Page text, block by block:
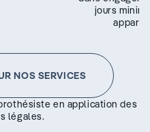
jours
NOS SERVICES
en application des
légales.